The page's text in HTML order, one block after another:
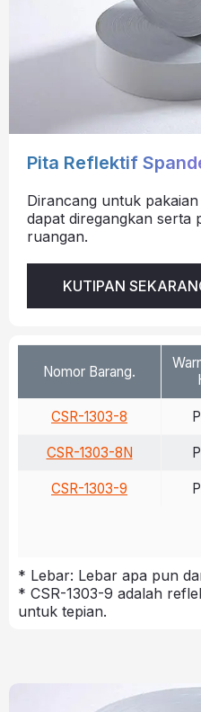
Pita Reflektif
Dirancang untuk
dapat diregangkan serta
ruangan.
KUTIPAN
Nomor Barang.
CSR-1303-8
CSR-1303-8N
CSR-1303-9
* Lebar: Lebar apa pun
* CSR-1303-9 adalah
untuk tepian.